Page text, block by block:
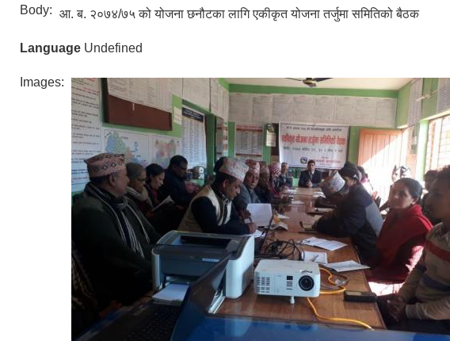
Body: आ. ब. २०७४/७५ को योजना छनौटका लागि एकीकृत योजना तर्जुमा समितिको बैठक
Language Undefined
Images: